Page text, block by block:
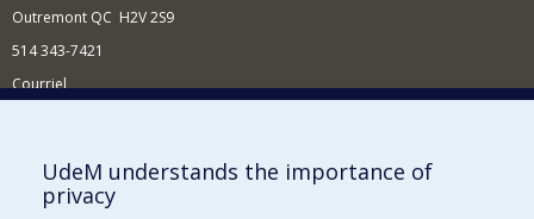
Outremont QC H2V 2S9
514 343-7421
Courriel
Comment soutenir l'École?
BESOIN D'AIDE?
UdeM understands the importance of
privacy